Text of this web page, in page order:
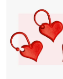
r